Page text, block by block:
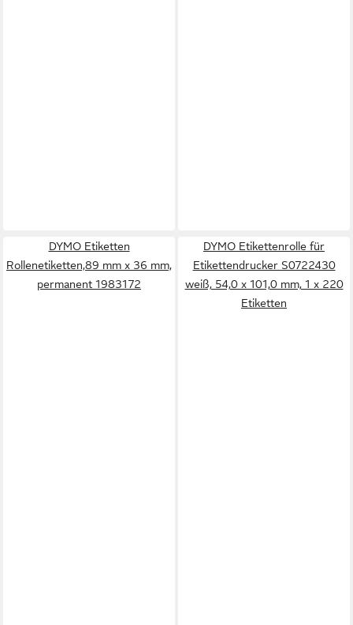
DYMO Etiketten
Rollenetiketten,89 mm x 36 mm,
permanent 1983172
DYMO Etikettenrolle für
Etikettendrucker S0722430
weiß, 54,0 x 101,0 mm, 1 x 220
Etiketten